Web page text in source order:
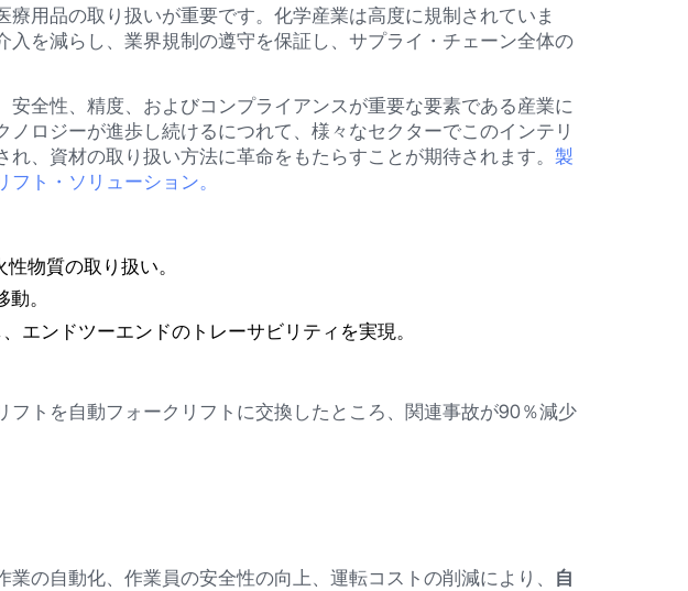
用品の取り扱いが重要です。化学産業は高度に規制されていま
入を減らし、業界規制の遵守を保証し、サプライ・チェーン全体の
安全性、精度、およびコンプライアンスが重要な要素である産業に
ノロジーが進歩し続けるにつれて、様々なセクターでこのインテリ
れ、資材の取り扱い方法に革命をもたらすことが期待されます。製
ト・ソリューション。
物質の取り扱い。
。
エンドツーエンドのトレーサビリティを実現。
フトを自動フォークリフトに交換したところ、関連事故が90％減少
の自動化、作業員の安全性の向上、運転コストの削減により、 自